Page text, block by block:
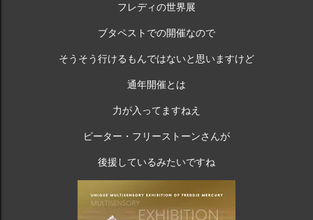
クイーンの音楽は、世代を超えて受け継がれ、史上最も象徴
的なバンドの 1 つとなっています。 queen.carbodiet.work
https://t.co/A1ZC3WUVVY #クイーン ...
フレディの世界展
ブタペストでの開催なので
そうそう行けるもんではないと思いますけど
通年開催とは
力が入ってますねえ
ピーター・フリーストーンさんが
後援しているみたいですね